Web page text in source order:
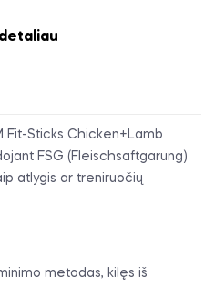
Fit-Sticks Chicken+Lamb
FSG (Fleischsaftgarung)
atlygis ar treniruočių
metodas, kilęs iš